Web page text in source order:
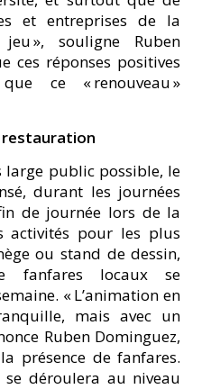
et entreprises de la
», souligne Ruben
ces réponses positives
ce « renouveau »
restauration
public possible, le
durant les journées
de journée lors de la
activités pour les plus
ou stand de dessin,
fanfares locaux se
« L’animation en
mais avec un
Ruben Dominguez,
présence de fanfares.
déroulera au niveau